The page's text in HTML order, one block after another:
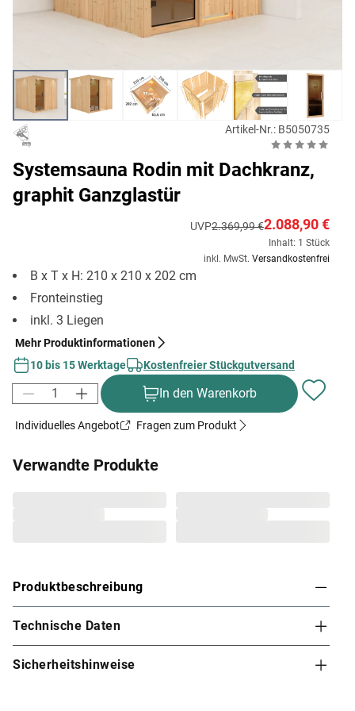
Artikel-Nr.: B5050735
Systemsauna Rodin mit Dachkranz,
graphit Ganzglastür
UVP2.369,99 €2.088,90 €
Inhalt: 1 Stück
inkl. MwSt. Versandkostenfrei
B x T x H: 210 x 210 x 202 cm
Fronteinstieg
inkl. 3 Liegen
Mehr Produktinformationen
10 bis 15 Werktage
Kostenfreier Stückgutversand
In den Warenkorb
Individuelles Angebot Fragen zum Produkt
Verwandte Produkte
Produktbeschreibung
Karibu Innensauna Rodin in Systembauweise für
2-3 Personen
Diese System- bzw. Elementsauna verdankt ihren Namen
Technische Daten
Sicherheitshinweise